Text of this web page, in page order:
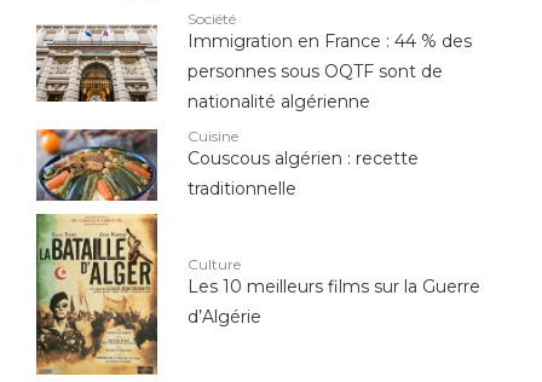
Société
Immigration en France : 44 % des
personnes sous OQTF sont de
nationalité algérienne
Cuisine
Couscous algérien : recette
traditionnelle
Culture
Les 10 meilleurs films sur la Guerre
d’Algérie